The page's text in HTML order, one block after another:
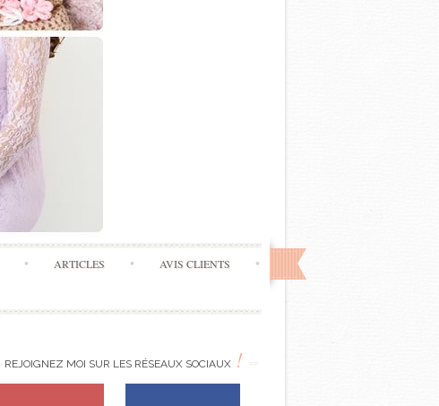
ARTICLES AVIS CLIENTS
REJOIGNEZ MOI SUR LES RÉSEAUX SOCIAUX !